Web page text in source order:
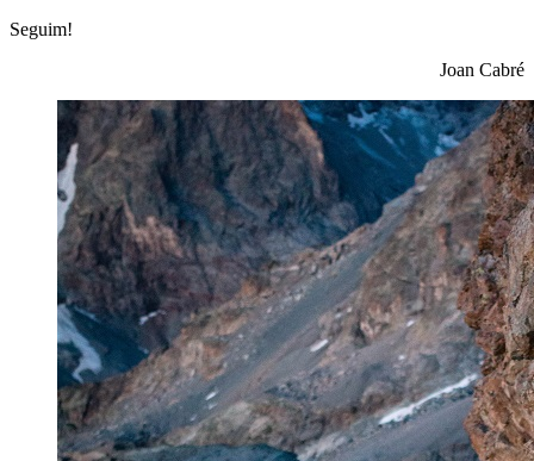
Seguim!
Joan Cabré